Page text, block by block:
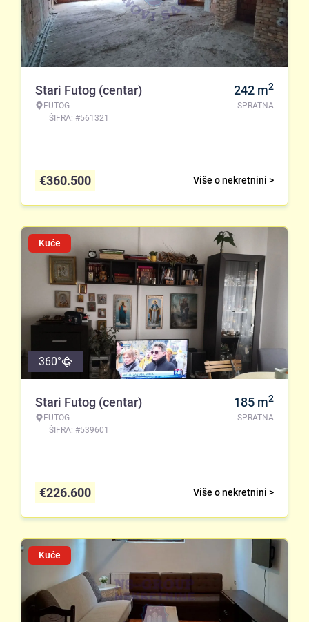
Stari Futog (centar)
FUTOG
ŠIFRA: #561321
242 m2
SPRATNA
Više o nekretnini >
€360.500
Kuće
360°
Stari Futog (centar)
FUTOG
ŠIFRA: #539601
185 m2
SPRATNA
Više o nekretnini >
€226.600
Kuće